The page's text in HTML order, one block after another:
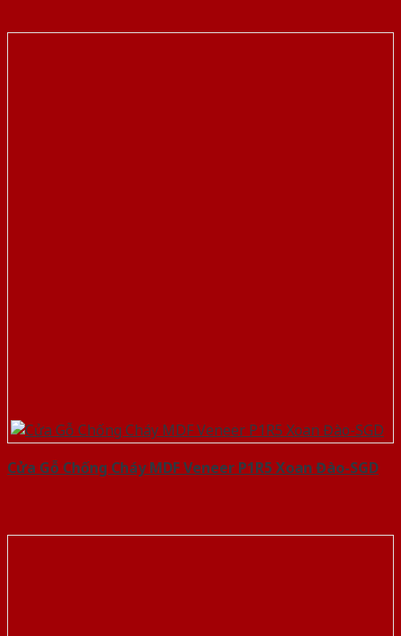
Cửa Gỗ Chống Cháy MDF Veneer P1R5 Xoan Đào-SGD